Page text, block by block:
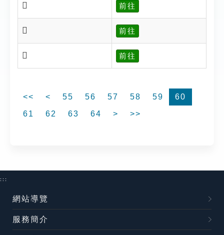
𤍓 前往
𤍔 前往
𤍕 前往
<< < 55 56 57 58 59
60
61
62 63 64 > >>
:::
網站導覽
服務簡介